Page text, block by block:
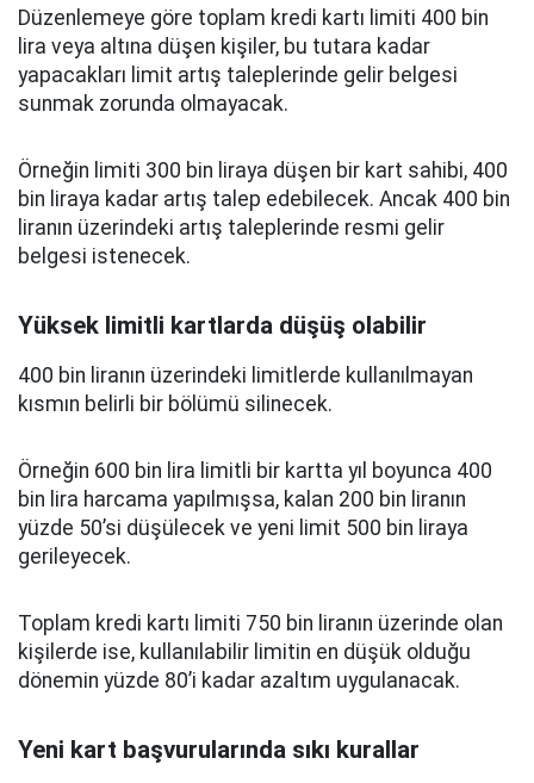
Düzenlemeye göre toplam kredi kartı limiti 400 bin
lira veya altına düşen kişiler, bu tutara kadar
yapacakları limit artış taleplerinde gelir belgesi
sunmak zorunda olmayacak.
Örneğin limiti 300 bin liraya düşen bir kart sahibi, 400
bin liraya kadar artış talep edebilecek. Ancak 400 bin
liranın üzerindeki artış taleplerinde resmi gelir
belgesi istenecek.
Yüksek limitli kartlarda düşüş olabilir
400 bin liranın üzerindeki limitlerde kullanılmayan
kısmın belirli bir bölümü silinecek.
Örneğin 600 bin lira limitli bir kartta yıl boyunca 400
bin lira harcama yapılmışsa, kalan 200 bin liranın
yüzde 50’si düşülecek ve yeni limit 500 bin liraya
gerileyecek.
Toplam kredi kartı limiti 750 bin liranın üzerinde olan
kişilerde ise, kullanılabilir limitin en düşük olduğu
dönemin yüzde 80’i kadar azaltım uygulanacak.
Yeni kart başvurularında sıkı kurallar